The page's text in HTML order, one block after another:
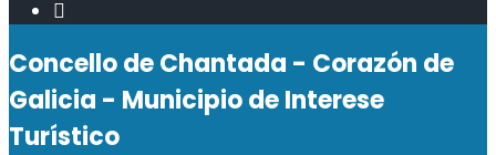
de
busca
Concello de Chantada - Corazón de
Galicia - Municipio de Interese
Turístico